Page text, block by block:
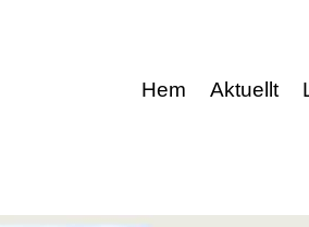
Hem Aktuellt